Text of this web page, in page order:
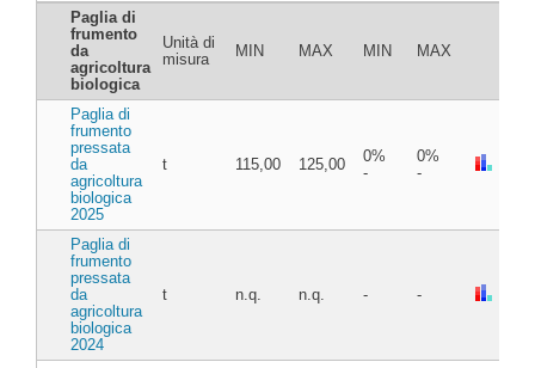
Paglia di
frumento
da
agricoltura
biologica
Unità di
misura
MIN MAX MIN MAX
Paglia di
frumento
pressata
da
agricoltura
biologica
2025
t 115,00 125,00
0%
-
0%
-
Paglia di
frumento
pressata
da
agricoltura
biologica
2024
t n.q. n.q. - -